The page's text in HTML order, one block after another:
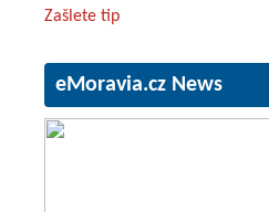
Zašlete tip
eMoravia.cz News